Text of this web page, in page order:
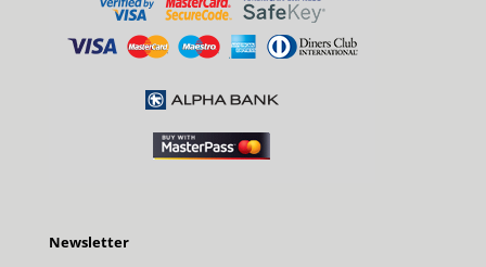
Newsletter